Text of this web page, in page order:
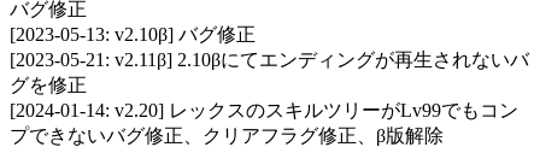
バグ修正
[2023-05-13: v2.10β] バグ修正
[2023-05-21: v2.11β] 2.10βにてエンディングが再生されないバ
グを修正
[2024-01-14: v2.20] レックスのスキルツリーがLv99でもコン
プできないバグ修正、クリアフラグ修正、β版解除